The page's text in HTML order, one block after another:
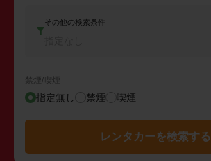
その他の検索条件
禁煙/喫煙
指定無し 禁煙 喫煙
レンタカーを検索する